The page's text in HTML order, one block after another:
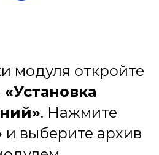
модуля откройте
«Установка
. Нажмите
и выберите архив